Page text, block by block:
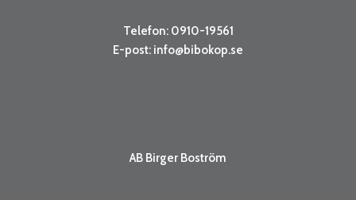
Telefon: 0910-19561
E-post: info@bibokop.se
AB Birger Boström